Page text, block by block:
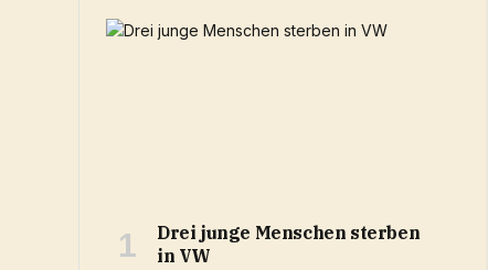
Drei junge Menschen sterben
in VW